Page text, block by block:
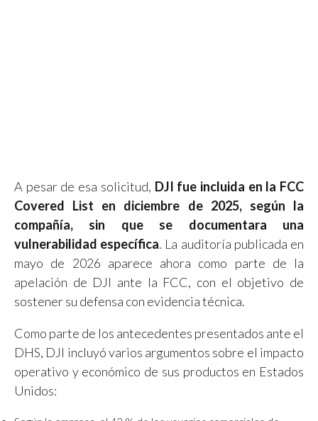
A pesar de esa solicitud, DJI fue incluida en la FCC
Covered List en diciembre de 2025, según la
compañía, sin que se documentara una
vulnerabilidad específica. La auditoría publicada en
mayo de 2026 aparece ahora como parte de la
apelación de DJI ante la FCC, con el objetivo de
sostener su defensa con evidencia técnica.
Como parte de los antecedentes presentados ante el
DHS, DJI incluyó varios argumentos sobre el impacto
operativo y económico de sus productos en Estados
Unidos: